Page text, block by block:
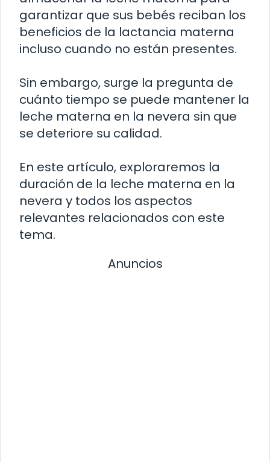
garantizar que sus bebés reciban los
beneficios de la lactancia materna
incluso cuando no están presentes.
Sin embargo, surge la pregunta de
cuánto tiempo se puede mantener la
leche materna en la nevera sin que
se deteriore su calidad.
En este artículo, exploraremos la
duración de la leche materna en la
nevera y todos los aspectos
relevantes relacionados con este
tema.
Anuncios